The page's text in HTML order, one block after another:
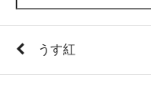
うす紅